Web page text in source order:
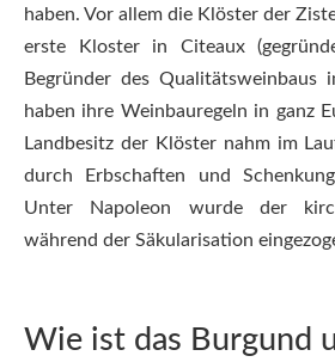
haben. Vor allem die Klöster der
erste Kloster in Citeaux
Begründer des Qualitätsweinbaus
haben ihre Weinbauregeln in ganz
Landbesitz der Klöster nahm im
durch Erbschaften und
Unter Napoleon wurde der
während der Säkularisation
Wie ist das Burgund